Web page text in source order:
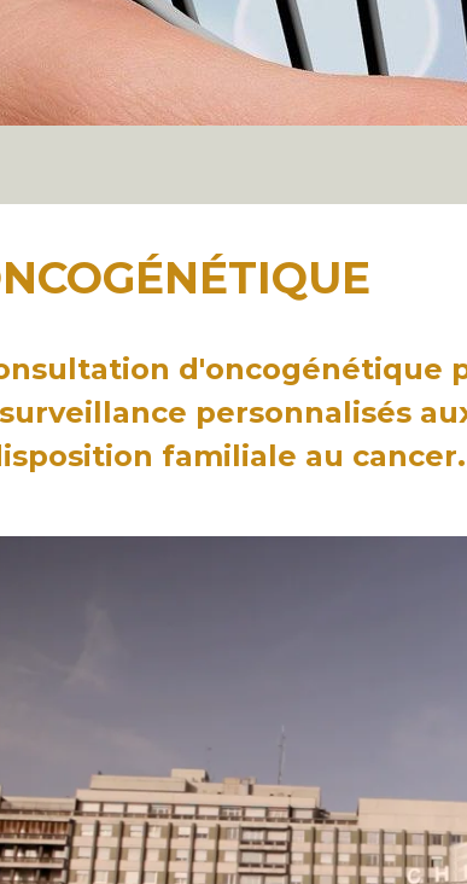
d'oncogénétique
personnalisés
familiale au cancer.